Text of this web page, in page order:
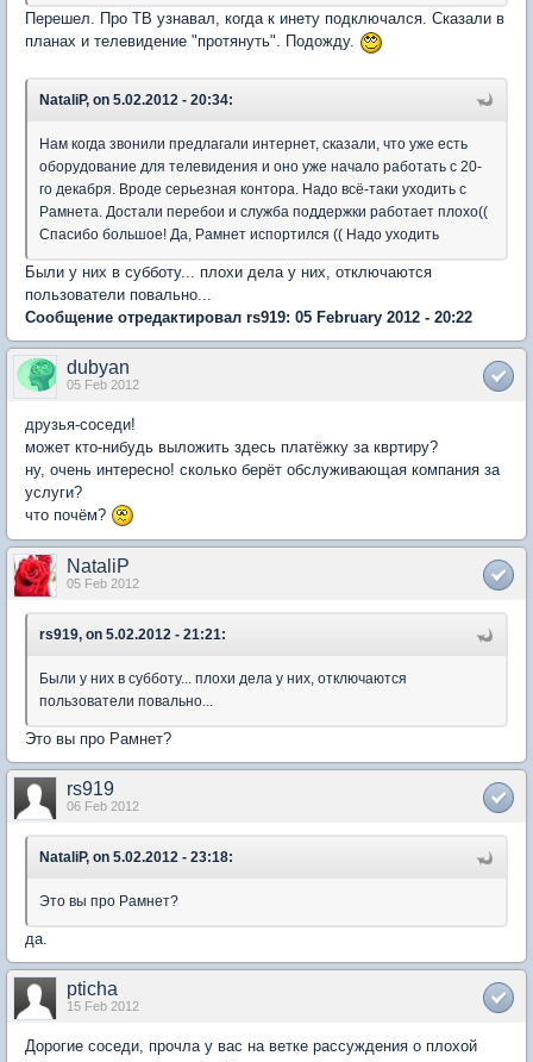
Перешел. Про ТВ узнавал, когда к инету подключался. Сказали в
планах и телевидение "протянуть". Подожду.
NataliP, on 5.02.2012 - 20:34:
Нам когда звонили предлагали интернет, сказали, что уже есть
оборудование для телевидения и оно уже начало работать с 20-
го декабря. Вроде серьезная контора. Надо всё-таки уходить с
Рамнета. Достали перебои и служба поддержки работает плохо((
Спасибо большое! Да, Рамнет испортился (( Надо уходить
Были у них в субботу... плохи дела у них, отключаются
пользователи повально...
Сообщение отредактировал rs919: 05 February 2012 - 20:22
dubyan
05 Feb 2012
друзья-соседи!
может кто-нибудь выложить здесь платёжку за квртиру?
ну, очень интересно! сколько берёт обслуживающая компания за
услуги?
что почём?
NataliP
05 Feb 2012
rs919, on 5.02.2012 - 21:21:
Были у них в субботу... плохи дела у них, отключаются
пользователи повально...
Это вы про Рамнет?
rs919
06 Feb 2012
NataliP, on 5.02.2012 - 23:18:
Это вы про Рамнет?
да.
pticha
15 Feb 2012
Дорогие соседи, прочла у вас на ветке рассуждения о плохой